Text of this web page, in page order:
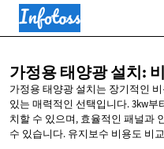
가정용 태양광 설치:
가정용 태양광 설치는 장기적인
있는 매력적인 선택입니다. 3kw부
치할 수 있으며, 효율적인 패널과
수 있습니다. 유지보수 비용도 비